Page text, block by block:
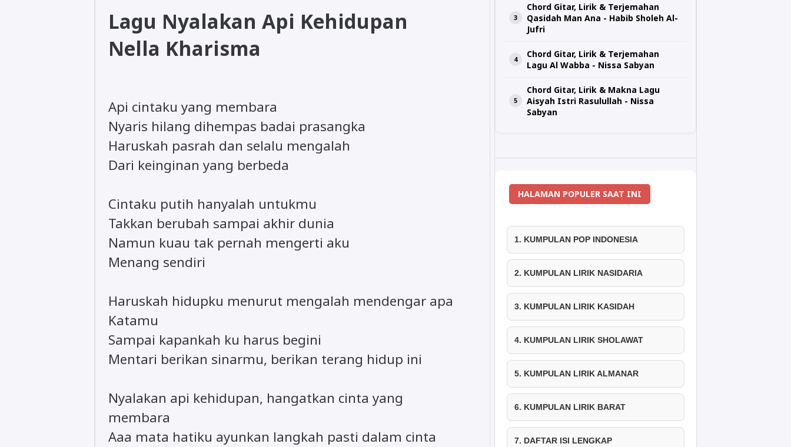
Lagu Nyalakan Api Kehidupan
Nella Kharisma
Api cintaku yang membara
Nyaris hilang dihempas badai prasangka
Haruskah pasrah dan selalu mengalah
Dari keinginan yang berbeda
Cintaku putih hanyalah untukmu
Takkan berubah sampai akhir dunia
Namun kuau tak pernah mengerti aku
Menang sendiri
Haruskah hidupku menurut mengalah mendengar apa
Katamu
Sampai kapankah ku harus begini
Mentari berikan sinarmu, berikan terang hidup ini
Nyalakan api kehidupan, hangatkan cinta yang
membara
Aaa mata hatiku ayunkan langkah pasti dalam cinta
Chord Gitar, Lirik & Terjemahan
Qasidah Man Ana - Habib Sholeh Al-
Jufri
Chord Gitar, Lirik & Terjemahan
Lagu Al Wabba - Nissa Sabyan
Chord Gitar, Lirik & Makna Lagu
Aisyah Istri Rasulullah - Nissa
Sabyan
HALAMAN POPULER SAAT INI
1. KUMPULAN POP INDONESIA
2. KUMPULAN LIRIK NASIDARIA
3. KUMPULAN LIRIK KASIDAH
4. KUMPULAN LIRIK SHOLAWAT
5. KUMPULAN LIRIK ALMANAR
6. KUMPULAN LIRIK BARAT
7. DAFTAR ISI LENGKAP